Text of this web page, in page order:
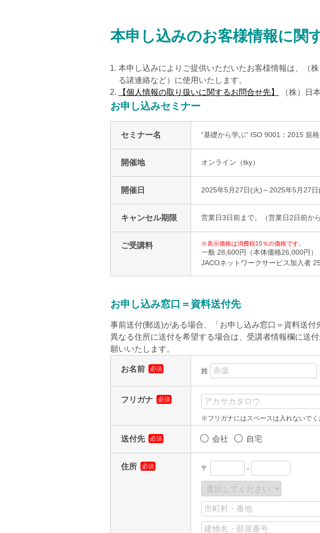
本申し込みのお客様情報に関
本申し込みによりご提供いただいたお客様情報は、（
る諸連絡など）に使用いたします。
【個人情報の取り扱いに関するお問合せ先】
（株）日
お申し込みセミナー
セミナー名 “基礎から学ぶ” ISO 9001：2015 規
開催地 オンライン（tky）
開催日 2025年5月27日(火)～2025年5月27日
キャンセル期限 営業日3日前まで。（営業日2日前か
ご受講料 ※表示価格は消費税10％の価格です。
一般 28,600円（本体価格26,000円）
JACOネットワークサービス加入者
お申し込み窓口＝資料送付先
事前送付(郵送)がある場合、「お申し込み窓口＝資料送付
異なる住所に送付を希望する場合は、受講者情報欄に送
願いいたします。
お名前 必須 姓
フリガナ 必須
※フリガナにはスペースは入れないでく
送付先 必須 会社 自宅
住所 必須 〒 -
セキュリティ
ITサービスマネジメント
アセットマネジメント
ファシリティマネジメント
道路交通安全マネジメント
検証・監査
食品安全マネジメント
FSSC Development Program
出張セミナーお見積
JACOネットワーク
オンデマンドセミナ